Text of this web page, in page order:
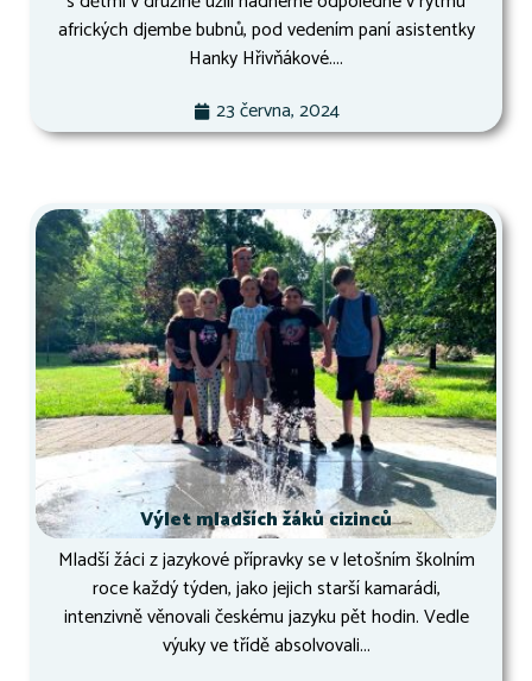
afrických djembe bubnů, pod vedením paní asistentky
Hanky Hřivňákové....
23 června, 2024
Výlet mladších žáků cizinců
Mladší žáci z jazykové přípravky se v letošním školním
roce každý týden, jako jejich starší kamarádi,
intenzivně věnovali českému jazyku pět hodin. Vedle
výuky ve třídě absolvovali...